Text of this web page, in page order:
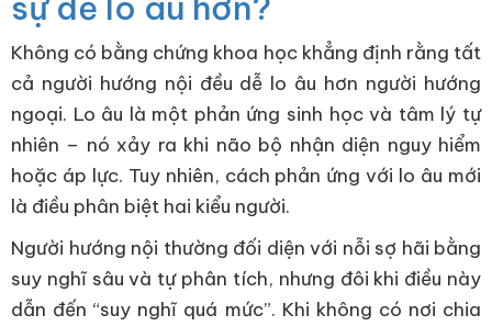
Không có bằng chứng khoa học khẳng định rằng tất
cả người hướng nội đều dễ lo âu hơn người hướng
ngoại. Lo âu là một phản ứng sinh học và tâm lý tự
nhiên – nó xảy ra khi não bộ nhận diện nguy hiểm
hoặc áp lực. Tuy nhiên, cách phản ứng với lo âu mới
là điều phân biệt hai kiểu người.
Người hướng nội thường đối diện với nỗi sợ hãi bằng
suy nghĩ sâu và tự phân tích, nhưng đôi khi điều này
dẫn đến “suy nghĩ quá mức”. Khi không có nơi chia